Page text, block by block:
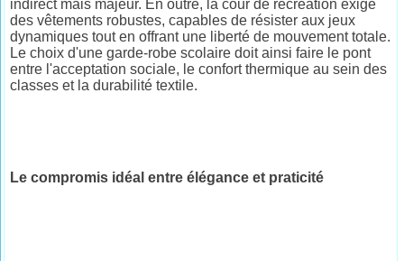
indirect mais majeur. En outre, la cour de récréation exige
des vêtements robustes, capables de résister aux jeux
dynamiques tout en offrant une liberté de mouvement totale.
Le choix d'une garde-robe scolaire doit ainsi faire le pont
entre l'acceptation sociale, le confort thermique au sein des
classes et la durabilité textile.
Le compromis idéal entre élégance et praticité